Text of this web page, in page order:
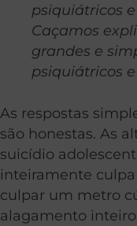
psiquiátricos
Caçamos
grandes e
psiquiátricos
As respostas
são honestas. As
suicídio
inteiramente
culpar um metro
alagamento